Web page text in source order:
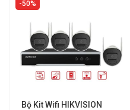
50%
Bộ Kit Wifi HIKVISION